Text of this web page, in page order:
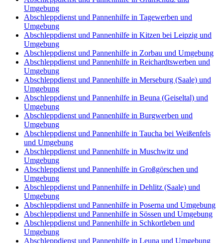
Umgebung
Abschleppdienst und Pannenhilfe in Tagewerben und
Umgebung
Abschleppdienst und Pannenhilfe in Kitzen bei Leipzig und
Umgebung
Abschleppdienst und Pannenhilfe in Zorbau und Umgebung
Abschleppdienst und Pannenhilfe in Reichardtswerben und
Umgebung
Abschleppdienst und Pannenhilfe in Merseburg (Saale) und
Umgebung
Abschleppdienst und Pannenhilfe in Beuna (Geiseltal) und
Umgebung
Abschleppdienst und Pannenhilfe in Burgwerben und
Umgebung
Abschleppdienst und Pannenhilfe in Taucha bei Weißenfels
und Umgebung
Abschleppdienst und Pannenhilfe in Muschwitz und
Umgebung
Abschleppdienst und Pannenhilfe in Großgörschen und
Umgebung
Abschleppdienst und Pannenhilfe in Dehlitz (Saale) und
Umgebung
Abschleppdienst und Pannenhilfe in Poserna und Umgebung
Abschleppdienst und Pannenhilfe in Sössen und Umgebung
Abschleppdienst und Pannenhilfe in Schkortleben und
Umgebung
Abschleppdienst und Pannenhilfe in Leuna und Umgebung